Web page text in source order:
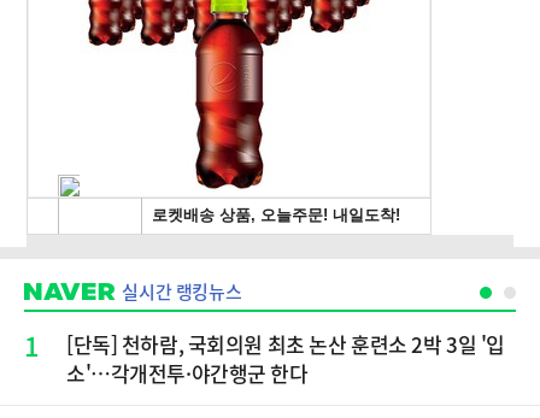
실시간 랭킹뉴스
1
[단독] 천하람, 국회의원 최초 논산 훈련소 2박 3일 '입
소'…각개전투·야간행군 한다